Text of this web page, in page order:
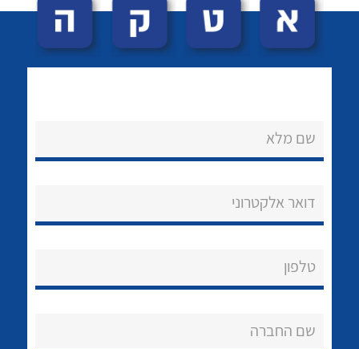
הצוות שלנו
שירותי תמיכה
שם מלא
דואר אלקטרוני
טלפון
שם החברה